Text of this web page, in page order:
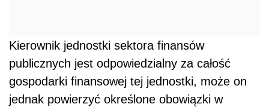
Kierownik jednostki sektora finansów
publicznych jest odpowiedzialny za całość
gospodarki finansowej tej jednostki, może on
jednak powierzyć określone obowiązki w